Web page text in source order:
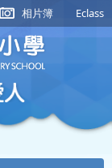
相片簿 Eclass